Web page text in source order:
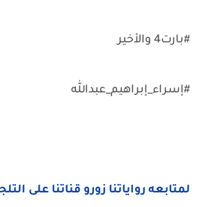
#بارت4 والأخير
#إسراء_إبراهيم_عبدالله
لمتابعه رواياتنا زورو قناتنا على